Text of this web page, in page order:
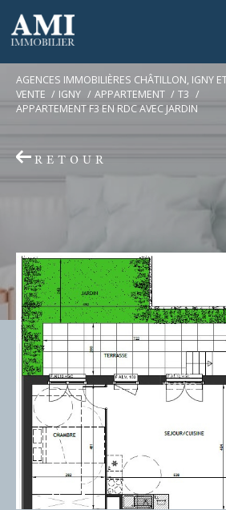
AGENCES IMMOBILIÈRES CHÂTILLON, IGNY
VENTE
IGNY APPARTEMENT
T3
APPARTEMENT F3 EN RDC AVEC JARDIN
RETOUR